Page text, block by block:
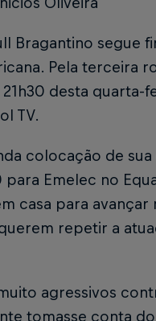
Bragantino segue
Pela terceira
21h30 desta
TV.
colocação de
para Emelec no
casa para
repetir a
agressivos
tomasse conta